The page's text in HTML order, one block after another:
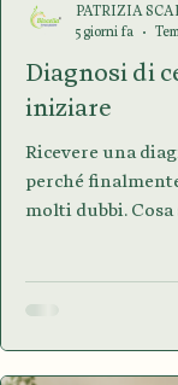
Diagnosi di
iniziare
Ricevere una
molti dubbi.
glutine in
PATRIZIA
5 giorni fa